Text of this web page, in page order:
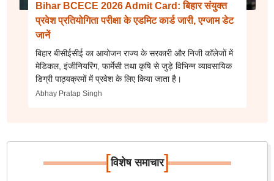
Bihar BCECE 2026 Admit Card: बिहार संयुक्त
प्रवेश प्रतियोगिता परीक्षा के एडमिट कार्ड जारी, एग्जाम डेट
जानें
बिहार बीसीईसीई का आयोजन राज्य के सरकारी और निजी कॉलेजों में
मेडिकल, इंजीनियरिंग, फार्मेसी तथा कृषि से जुड़े विभिन्न व्यावसायिक
डिग्री पाठ्यक्रमों में प्रवेश के लिए किया जाता है।
Abhay Pratap Singh
[विशेष समाचार]